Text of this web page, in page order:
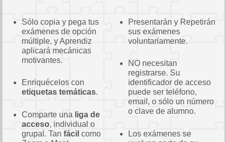
Sólo copia y pega tus
exámenes de opción
múltiple, y Aprendiz
aplicará mecánicas
motivantes.
Enriquécelos con
etiquetas temáticas.
Comparte una liga de
acceso, individual o
grupal. Tanfácil como
Presentarán y Repetirán
sus exámenes
voluntariamente.
NO necesitan
registrarse. Su
identificador de acceso
puede ser teléfono,
email, o sólo un número
o clave de alumno.
Los exámenes se